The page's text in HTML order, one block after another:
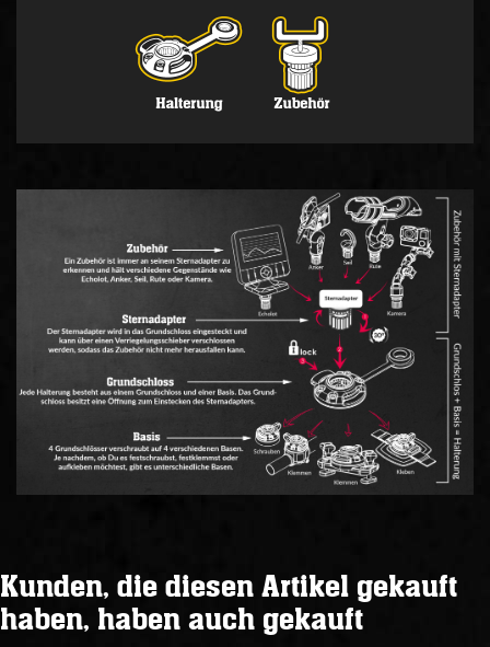
Kunden, die diesen Artikel gekauft
haben, haben auch gekauft